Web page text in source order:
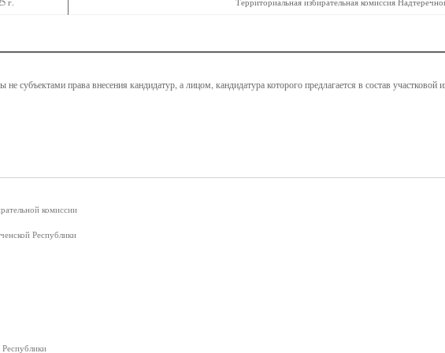
г. Территориальная избирательная комиссия
субъектами права внесения кандидатур, а лицом, кандидатура которого предлагается в состав участковой
комиссии
Республики
Республики